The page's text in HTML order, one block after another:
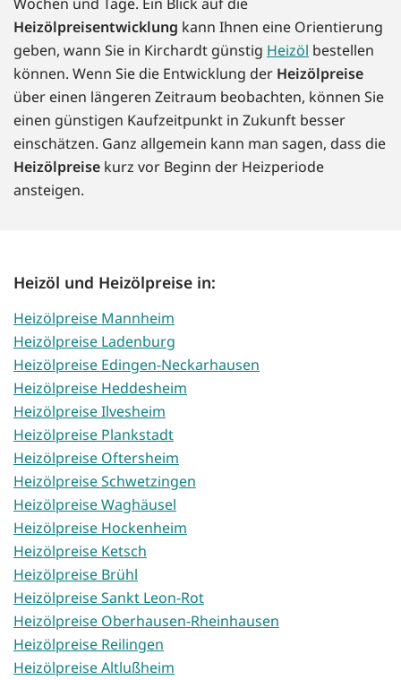
Heizölpreisentwicklung kann Ihnen eine Orientierung
geben, wann Sie in Kirchardt günstig Heizöl bestellen
können. Wenn Sie die Entwicklung der Heizölpreise
über einen längeren Zeitraum beobachten, können Sie
einen günstigen Kaufzeitpunkt in Zukunft besser
einschätzen. Ganz allgemein kann man sagen, dass die
Heizölpreise kurz vor Beginn der Heizperiode
ansteigen.
Heizöl und Heizölpreise in:
Heizölpreise Mannheim
Heizölpreise Ladenburg
Heizölpreise Edingen-Neckarhausen
Heizölpreise Heddesheim
Heizölpreise Ilvesheim
Heizölpreise Plankstadt
Heizölpreise Oftersheim
Heizölpreise Schwetzingen
Heizölpreise Waghäusel
Heizölpreise Hockenheim
Heizölpreise Ketsch
Heizölpreise Brühl
Heizölpreise Sankt Leon-Rot
Heizölpreise Oberhausen-Rheinhausen
Heizölpreise Reilingen
Heizölpreise Altlußheim